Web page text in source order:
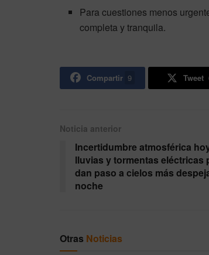
Para cuestiones menos
completa y tranquila.
Compartir 9 Tweet
Noticia anterior
Incertidumbre atmosférica
lluvias y tormentas eléctricas
dan paso a cielos más
noche
Otras Noticias